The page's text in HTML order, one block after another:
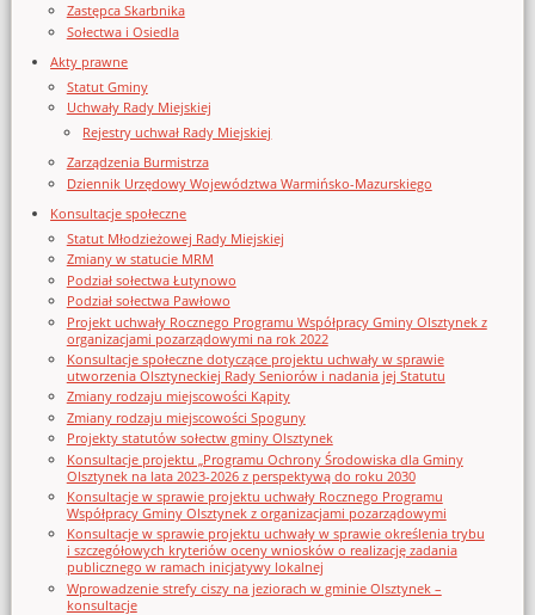
Zastępca Skarbnika
Sołectwa i Osiedla
Akty prawne
Statut Gminy
Uchwały Rady Miejskiej
Rejestry uchwał Rady Miejskiej
Zarządzenia Burmistrza
Dziennik Urzędowy Województwa Warmińsko-Mazurskiego
Konsultacje społeczne
Statut Młodzieżowej Rady Miejskiej
Zmiany w statucie MRM
Podział sołectwa Łutynowo
Podział sołectwa Pawłowo
Projekt uchwały Rocznego Programu Współpracy Gminy Olsztynek z
organizacjami pozarządowymi na rok 2022
Konsultacje społeczne dotyczące projektu uchwały w sprawie
utworzenia Olsztyneckiej Rady Seniorów i nadania jej Statutu
Zmiany rodzaju miejscowości Kąpity
Zmiany rodzaju miejscowości Spoguny
Projekty statutów sołectw gminy Olsztynek
Konsultacje projektu „Programu Ochrony Środowiska dla Gminy
Olsztynek na lata 2023-2026 z perspektywą do roku 2030
Konsultacje w sprawie projektu uchwały Rocznego Programu
Współpracy Gminy Olsztynek z organizacjami pozarządowymi
Konsultacje w sprawie projektu uchwały w sprawie określenia trybu
i szczegółowych kryteriów oceny wniosków o realizację zadania
publicznego w ramach inicjatywy lokalnej
Wprowadzenie strefy ciszy na jeziorach w gminie Olsztynek –
konsultacje